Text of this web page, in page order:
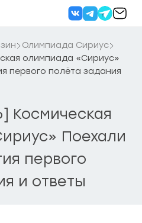
Олимпиада Сириус
олимпиада «Сириус»
первого полёта задания
Космическая
Поехали
первого
и ответы